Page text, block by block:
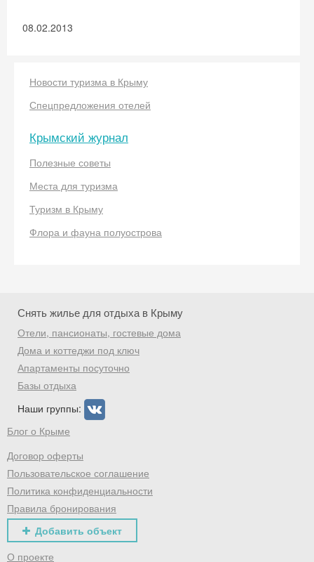
08.02.2013
Новости туризма в Крыму
Спецпредложения отелей
Крымский журнал
Полезные советы
Места для туризма
Туризм в Крыму
Флора и фауна полуострова
Снять жилье для отдыха в Крыму
Отели, пансионаты, гостевые дома
Дома и коттеджи под ключ
Апартаменты посуточно
Базы отдыха
Наши группы:
Блог о Крыме
Договор оферты
Пользовательское соглашение
Политика конфиденциальности
Правила бронирования
Добавить объект
О проекте
Скидка −5%
Хочешь дешевле? Оставь почту и получи
промокод на первое бронирование!